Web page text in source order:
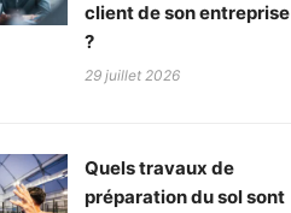
client de son entreprise
?
29 juillet 2026
Quels travaux de
préparation du sol sont